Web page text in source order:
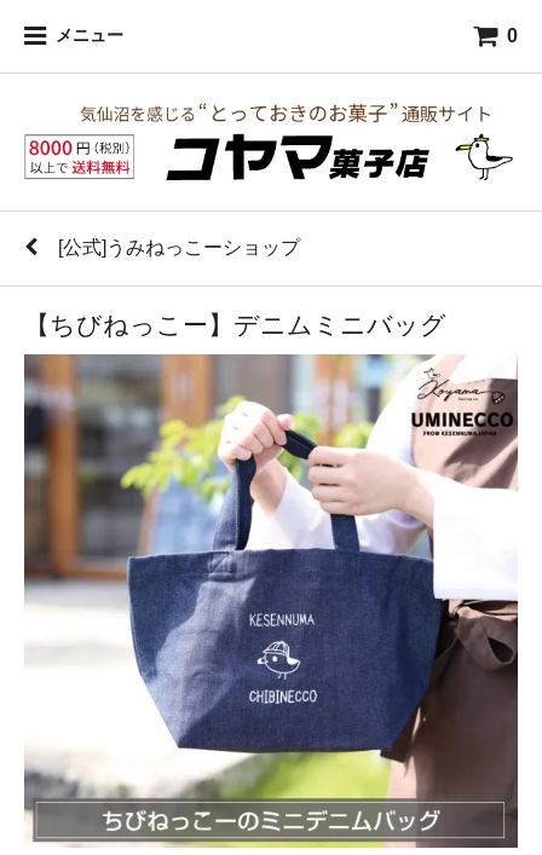
メニュー 0
[公式]うみねっこーショップ
【ちびねっこー】デニムミニバッグ